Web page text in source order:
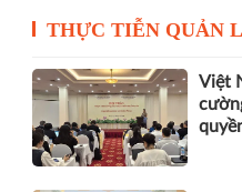
THỰC TIỄN QUẢN
Việt